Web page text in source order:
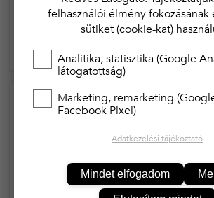
2 790,-
GreeNice
Spagetti pántos trikó-body
alakformáló
felhasználói élmény
sütiket (cookie-kat)
Analitika, statisztika (Google
látogatottság)
Marketing, remarketing
Facebook Pixel)
Adatkezelési tájékoztató
Mindet elfogadom